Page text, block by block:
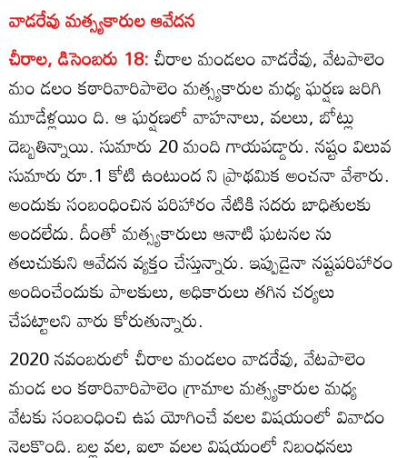
వాడరేవు మత్స్యకారుల ఆవేదన
చీరాల, డిసెంబరు 18:చీరాల మండలం వాడరేవు, వేటపాలెం
మం డలం కఠారివారిపాలెం మత్స్యకారుల మధ్య ఘర్షణ జరిగి
మూడేళ్లయిం ది. ఆ ఘర్షణలో వాహనాలు, వలలు, బోట్లు
దెబ్బతిన్నాయి. సుమారు 20 మంది గాయపడ్డారు. నష్టం విలువ
సుమారు రూ.1 కోటి ఉంటుంద ని ప్రాథమిక అంచనా వేశారు.
అందుకు సంబంధించిన పరిహారం నేటికి సదరు బాధితులకు
అందలేదు. దీంతో మత్స్యకారులు ఆనాటి ఘటనల ను
తలుచుకుని ఆవేదన వ్యక్తం చేస్తున్నారు. ఇప్పుడైనా నష్టపరిహారం
అందించేందుకు పాలకులు, అధికారులు తగిన చర్యలు
చేపట్టాలని వారు కోరుతున్నారు.
2020 నవంబరులో చీరాల మండలం వాడరేవు, వేటపాలెం
మండ లం కఠారివారిపాలెం గ్రామాల మత్స్యకారుల మధ్య
వేటకు సంబంధించి ఉప యోగించే వలల విషయంలో వివాదం
నెలకొంది. బల్ల వల, ఐలా వలల విషయంలో నిబంధనలు